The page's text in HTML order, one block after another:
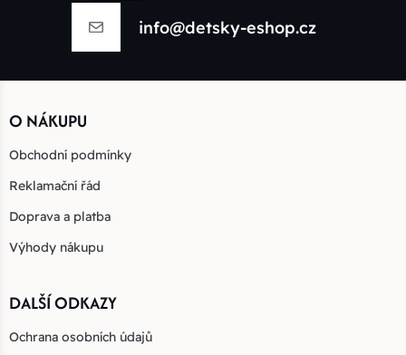
info@detsky-eshop.cz
O NÁKUPU
Obchodní podmínky
Reklamační řád
Doprava a platba
Výhody nákupu
DALŠÍ ODKAZY
Ochrana osobních údajů